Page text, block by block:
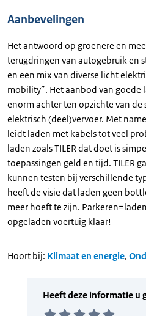
Aanbevelingen
Het antwoord op groenere en
terugdringen van autogebruik en
en een mix van diverse licht
mobility”. Het aanbod van
enorm achter ten opzichte van de
elektrisch (deel)vervoer. Met
leidt laden met kabels tot veel
laden zoals TILER dat doet is
toepassingen geld en tijd. TILER
kunnen testen bij verschillende
heeft de visie dat laden geen
meer hoeft te zijn.
opgeladen voertuig klaar!
Hoort bij: Klimaat en energie,